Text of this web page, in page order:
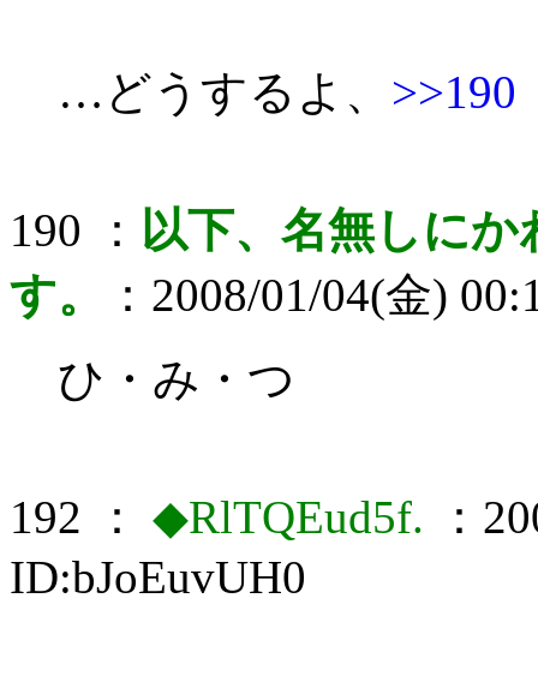
…どうするよ、 >>190
190 ： 以下、名無しに
す。
：2008/01/04(金)
ひ・み・つ
192 ： ◆RlTQEud5f.
：
ID:bJoEuvUH0